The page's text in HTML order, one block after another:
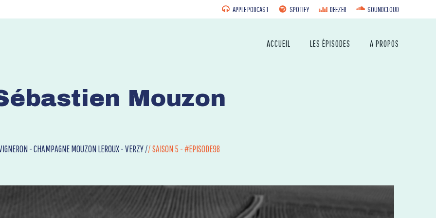
APPLE PODCAST SPOTIFY DEEZER SOUNDCLOUD
ACCUEIL LES ÉPISODES A PROPOS
Mouzon
- CHAMPAGNE MOUZON LEROUX - VERZY //SAISON 5 - #EPISODE98